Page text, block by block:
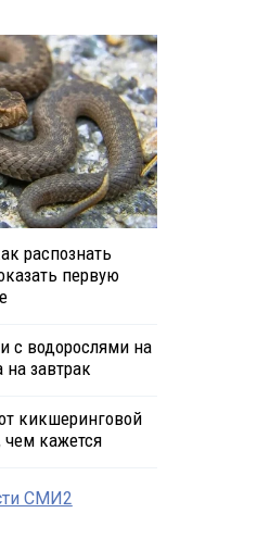
распознать
первую
с водорослями на
завтрак
кикшеринговой
кажется
СМИ2